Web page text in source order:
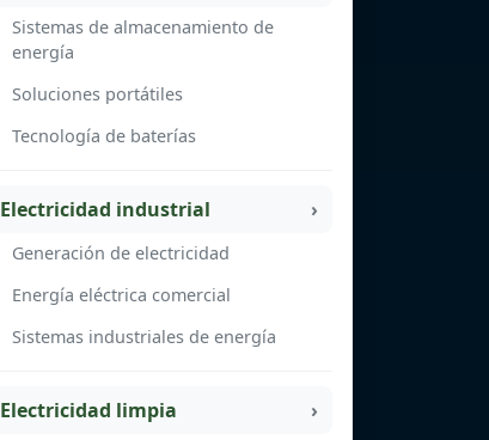
Sistemas de almacenamiento de
energía
Soluciones portátiles
Tecnología de baterías
Electricidad industrial
Generación de electricidad
Energía eléctrica comercial
Sistemas industriales de energía
Electricidad limpia